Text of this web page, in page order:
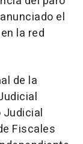
el
la red
de la
Judicial
Fiscales